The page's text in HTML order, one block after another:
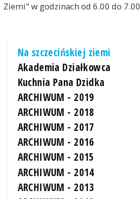
Ziemi" w godzinach od 6.00 do 7.00
Na szczecińskiej ziemi
Akademia Działkowca
Kuchnia Pana Dzidka
ARCHIWUM - 2019
ARCHIWUM - 2018
ARCHIWUM - 2017
ARCHIWUM - 2016
ARCHIWUM - 2015
ARCHIWUM - 2014
ARCHIWUM - 2013